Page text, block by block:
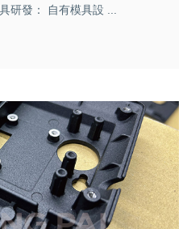
研發： 自有模具設 ...